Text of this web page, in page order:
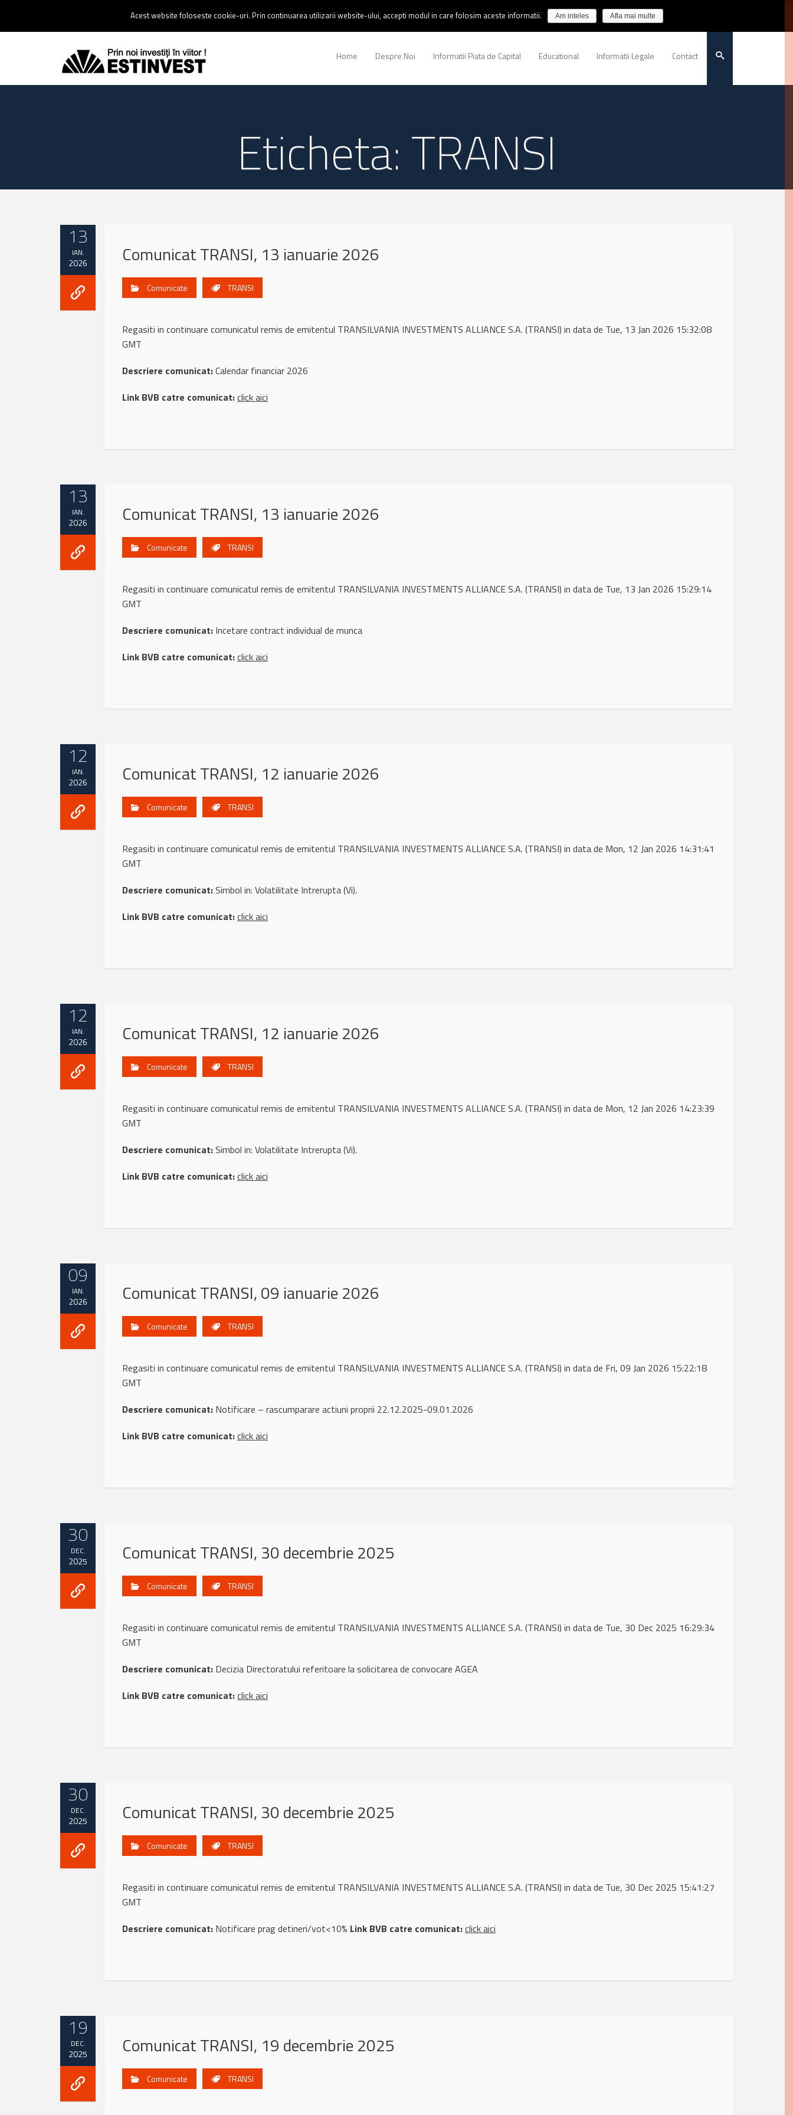
0237 238 900 |Email :contact@estinvest.ro
Home Despre Noi Informatii Piata de Capital Educational Informatii Legale Contact
Eticheta: TRANSI
13
IAN.
2026 Comunicat TRANSI, 13 ianuarie 2026
Comunicate TRANSI
Regasiti in continuare comunicatul remis de emitentul TRANSILVANIA INVESTMENTS ALLIANCE S.A. (TRANSI) in data de Tue, 13 Jan 2026 15:32:08
GMT
Descriere comunicat:Calendar financiar 2026
Link BVB catre comunicat:click aici
13
IAN.
2026 Comunicat TRANSI, 13 ianuarie 2026
Comunicate TRANSI
Regasiti in continuare comunicatul remis de emitentul TRANSILVANIA INVESTMENTS ALLIANCE S.A. (TRANSI) in data de Tue, 13 Jan 2026 15:29:14
GMT
Descriere comunicat: Incetare contract individual de munca
Link BVB catre comunicat:click aici
12
IAN.
2026 Comunicat TRANSI, 12 ianuarie 2026
Comunicate TRANSI
Regasiti in continuare comunicatul remis de emitentul TRANSILVANIA INVESTMENTS ALLIANCE S.A. (TRANSI) in data de Mon, 12 Jan 2026 14:31:41
GMT
Descriere comunicat:Simbol in: Volatilitate Intrerupta (Vi).
Link BVB catre comunicat:click aici
12
IAN.
2026 Comunicat TRANSI, 12 ianuarie 2026
Comunicate TRANSI
Regasiti in continuare comunicatul remis de emitentul TRANSILVANIA INVESTMENTS ALLIANCE S.A. (TRANSI) in data de Mon, 12 Jan 2026 14:23:39
GMT
Descriere comunicat:Simbol in: Volatilitate Intrerupta (Vi).
Link BVB catre comunicat:click aici
09
IAN.
2026 Comunicat TRANSI, 09 ianuarie 2026
Comunicate TRANSI
Regasiti in continuare comunicatul remis de emitentul TRANSILVANIA INVESTMENTS ALLIANCE S.A. (TRANSI) in data de Fri, 09 Jan 2026 15:22:18
GMT
Descriere comunicat: Notificare – rascumparare actiuni proprii 22.12.2025-09.01.2026
Link BVB catre comunicat:click aici
30
DEC.
2025 Comunicat TRANSI, 30 decembrie 2025
Comunicate TRANSI
Regasiti in continuare comunicatul remis de emitentul TRANSILVANIA INVESTMENTS ALLIANCE S.A. (TRANSI) in data de Tue, 30 Dec 2025 16:29:34
GMT
Descriere comunicat: Decizia Directoratului referitoare la solicitarea de convocare AGEA
Link BVB catre comunicat:click aici
30
DEC.
2025 Comunicat TRANSI, 30 decembrie 2025
Comunicate TRANSI
Regasiti in continuare comunicatul remis de emitentul TRANSILVANIA INVESTMENTS ALLIANCE S.A. (TRANSI) in data de Tue, 30 Dec 2025 15:41:27
GMT
Descriere comunicat: Notificare prag detineri/vot<10% Link BVB catre comunicat:click aici
19
DEC.
2025 Comunicat TRANSI, 19 decembrie 2025
Comunicate TRANSI
Acest website foloseste cookie-uri. Prin continuarea utilizarii website-ului, accepti modul in care folosim aceste informatii. Am inteles Afla mai multe